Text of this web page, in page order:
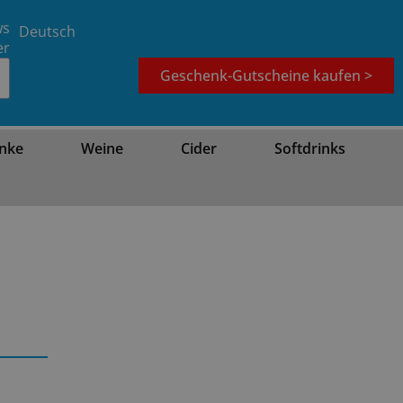
Deutsch
Geschenk-Gutscheine kaufen >
Weine Cider
Softdrinks